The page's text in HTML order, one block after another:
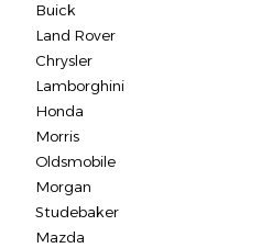
Buick
Land Rover
Chrysler
Lamborghini
Honda
Morris
Oldsmobile
Morgan
Studebaker
Mazda